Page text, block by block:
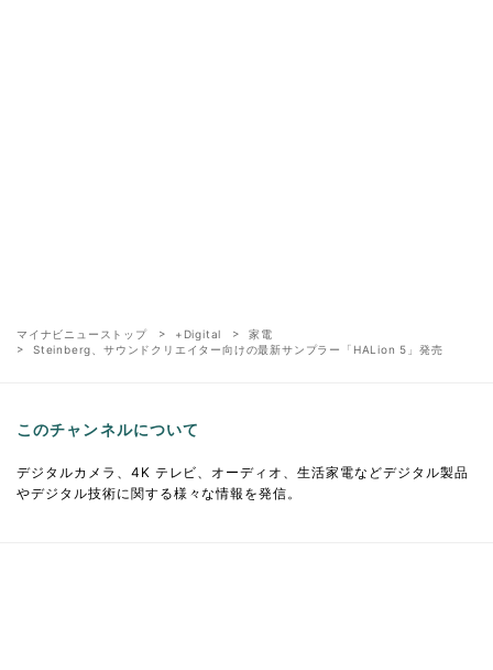
マイナビニューストップ +Digital
家電
Steinberg、サウンドクリエイター向けの最新サンプラー「HALion 5」発売
このチャンネルについて
デジタルカメラ、4K テレビ、オーディオ、生活家電などデジタル製品
やデジタル技術に関する様々な情報を発信。